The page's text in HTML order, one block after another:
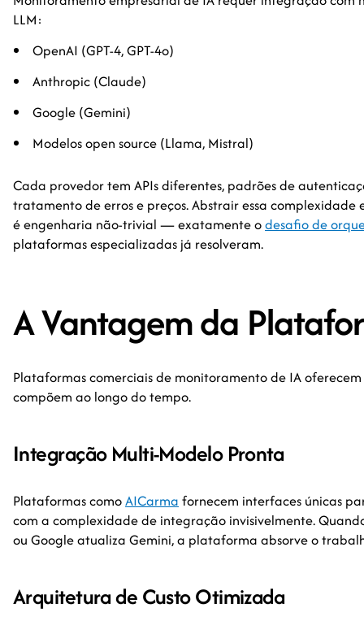
LLM:
OpenAI (GPT-4, GPT-4o)
Anthropic (Claude)
Google (Gemini)
Modelos open source (Llama, Mistral)
Cada provedor tem APIs diferentes, padrões de
tratamento de erros e preços. Abstrair essa
é engenharia não-trivial — exatamente odesafio de
plataformas especializadas já resolveram.
A Vantagem da
Plataformas comerciais de monitoramento de IA
compõem ao longo do tempo.
Integração Multi-Modelo Pronta
Plataformas comoAICarma fornecem interfaces únicas
com a complexidade de integração invisivelmente.
ou Google atualiza Gemini, a plataforma absorve o
Arquitetura de Custo Otimizada